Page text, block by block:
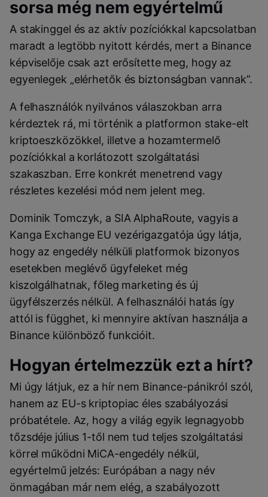
sorsa még nem egyértelmű
A stakinggel és az aktív pozíciókkal kapcsolatban
maradt a legtöbb nyitott kérdés, mert a Binance
képviselője csak azt erősítette meg, hogy az
egyenlegek „elérhetők és biztonságban vannak”.
A felhasználók nyilvános válaszokban arra
kérdeztek rá, mi történik a platformon stake-elt
kriptoeszközökkel, illetve a hozamtermelő
pozíciókkal a korlátozott szolgáltatási
szakaszban. Erre konkrét menetrend vagy
részletes kezelési mód nem jelent meg.
Dominik Tomczyk, a SIA AlphaRoute, vagyis a
Kanga Exchange EU vezérigazgatója úgy látja,
hogy az engedély nélküli platformok bizonyos
esetekben meglévő ügyfeleket még
kiszolgálhatnak, főleg marketing és új
ügyfélszerzés nélkül. A felhasználói hatás így
attól is függhet, ki mennyire aktívan használja a
Binance különböző funkcióit.
Hogyan értelmezzük ezt a hírt?
Mi úgy látjuk, ez a hír nem Binance-pánikról szól,
hanem az EU-s kriptopiac éles szabályozási
próbatétele. Az, hogy a világ egyik legnagyobb
tőzsdéje július 1-től nem tud teljes szolgáltatási
körrel működni MiCA-engedély nélkül,
egyértelmű jelzés: Európában a nagy név
önmagában már nem elég, a szabályozott